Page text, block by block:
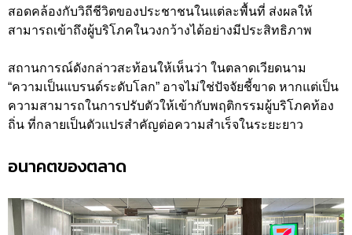
สอดคล้องกับวิถีชีวิตของประชาชนในแต่ละพื้นที่ ส่งผลให้
สามารถเข้าถึงผู้บริโภคในวงกว้างได้อย่างมีประสิทธิภาพ
สถานการณ์ดังกล่าวสะท้อนให้เห็นว่า ในตลาดเวียดนาม
“ความเป็นแบรนด์ระดับโลก” อาจไม่ใช่ปัจจัยชี้ขาด หากแต่เป็น
ความสามารถในการปรับตัวให้เข้ากับพฤติกรรมผู้บริโภคท้อง
ถิ่น ที่กลายเป็นตัวแปรสำคัญต่อความสำเร็จในระยะยาว
อนาคตของตลาด